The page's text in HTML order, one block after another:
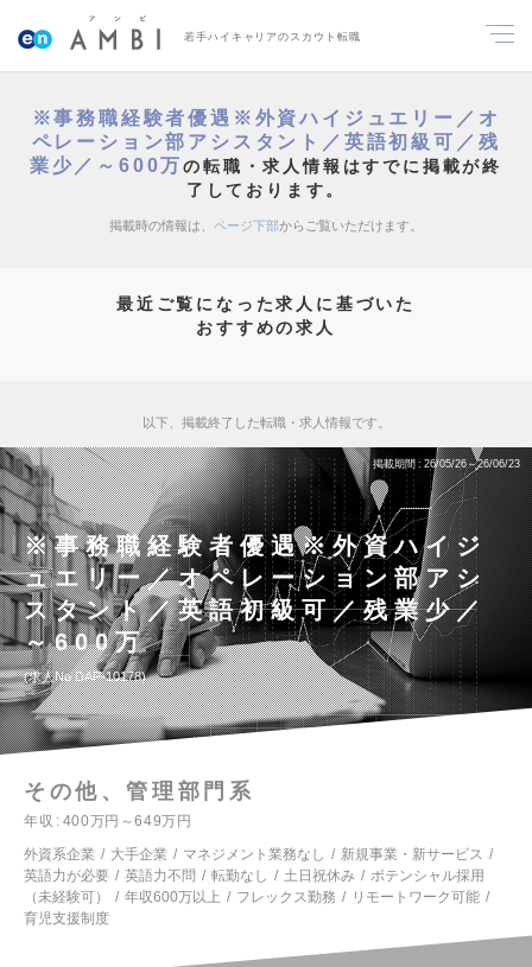
若手ハイキャリアのスカウト転職
※事務職経験者優遇※外資ハイジュエリー／オ
ペレーション部アシスタント／英語初級可／残
業少／～600万の転職・求人情報はすでに掲載が終
了しております。
掲載時の情報は、 ページ下部からご覧いただけます。
最近ご覧になった求人に基づいた
おすすめの求人
以下、掲載終了した転職・求人情報です。
掲載期間 26/05/26～26/06/23
※事務職経験者優遇※外資ハイジ
ュエリー／オペレーション部アシ
スタント／英語初級可／残業少／
～600万
求人No.DAP-10178
その他、管理部門系
年収
400万円～649万円
外資系企業
大手企業 マネジメント業務なし
新規事業・新サービス
英語力が必要
英語力不問 転勤なし 土日祝休み
ポテンシャル採用
（未経験可）
年収600万以上 フレックス勤務
リモートワーク可能
育児支援制度